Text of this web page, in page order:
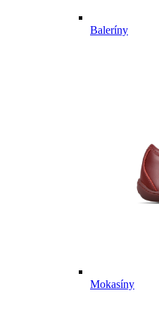
Baleríny
Mokasíny